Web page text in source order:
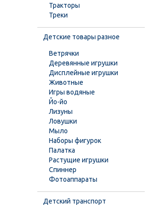
Тракторы
Треки
Детские товары разное
Ветрячки
Деревянные игрушки
Дисплейные игрушки
Животные
Игры водяные
Йо-йо
Лизуны
Ловушки
Мыло
Наборы фигурок
Палатка
Растущие игрушки
Спиннер
Фотоаппараты
Детский транспорт